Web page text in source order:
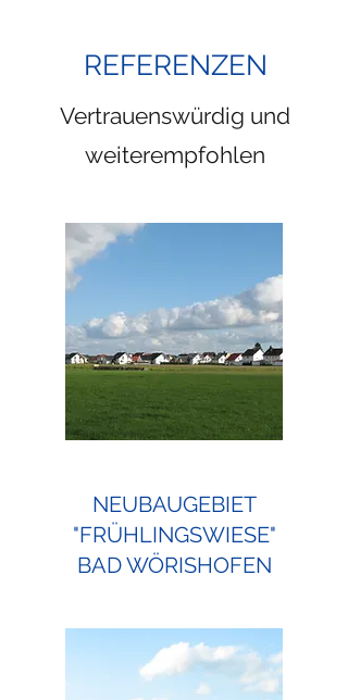
REFERENZEN
Vertrauenswürdig und
weiterempfohlen
NEUBAUGEBIET
"FRÜHLINGSWIESE"
BAD WÖRISHOFEN